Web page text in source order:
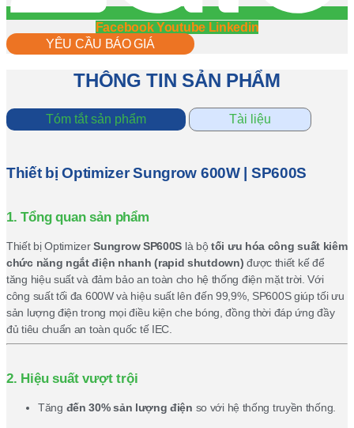
Facebook Youtube Linkedin
YÊU CẦU BÁO GIÁ
THÔNG TIN SẢN PHẨM
Tóm tắt sản phẩm Tài liệu
Thiết bị Optimizer Sungrow 600W | SP600S
1. Tổng quan sản phẩm
Thiết bị OptimizerSungrow SP600S là bộtối ưu hóa công suất kiêm
chức năng ngắt điện nhanh (rapid shutdown) được thiết kế để
tăng hiệu suất và đảm bảo an toàn cho hệ thống điện mặt trời. Với
công suất tối đa 600W và hiệu suất lên đến 99,9%, SP600S giúp tối ưu
sản lượng điện trong mọi điều kiện che bóng, đồng thời đáp ứng đầy
đủ tiêu chuẩn an toàn quốc tế IEC.
2. Hiệu suất vượt trội
Tăng đến 30% sản lượng điện so với hệ thống truyền thống.